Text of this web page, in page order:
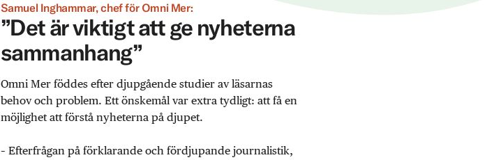
Samuel Inghammar, chef för Omni Mer:
”Det är viktigt att ge nyheterna
sammanhang”
Omni Mer föddes efter djupgående studier av läsarnas
behov och problem. Ett önskemål var extra tydligt: att få en
möjlighet att förstå nyheterna på djupet.
– Efterfrågan på förklarande och fördjupande journalistik,